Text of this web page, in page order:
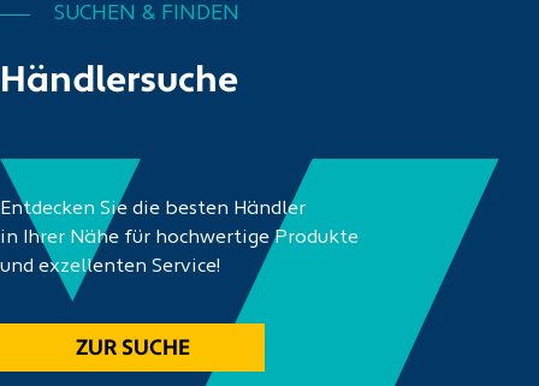
Händlersuche
SUCHEN & FINDEN
Entdecken Sie die besten Händler
in Ihrer Nähe für hochwertige Produkte
und exzellenten Service!
ZUR SUCHE